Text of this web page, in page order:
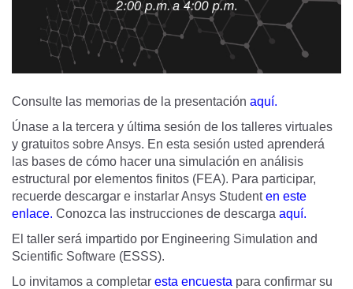
Consulte las memorias de la presentación aquí.
Únase a la tercera y última sesión de los talleres virtuales
y gratuitos sobre Ansys. En esta sesión usted aprenderá
las bases de cómo hacer una simulación en análisis
estructural por elementos finitos (FEA). Para participar,
recuerde descargar e instarlar Ansys Studenten este
enlace. Conozca las instrucciones de descarga aquí.
El taller será impartido por Engineering Simulation and
Scientific Software (ESSS).
Lo invitamos a completar esta encuesta para confirmar su